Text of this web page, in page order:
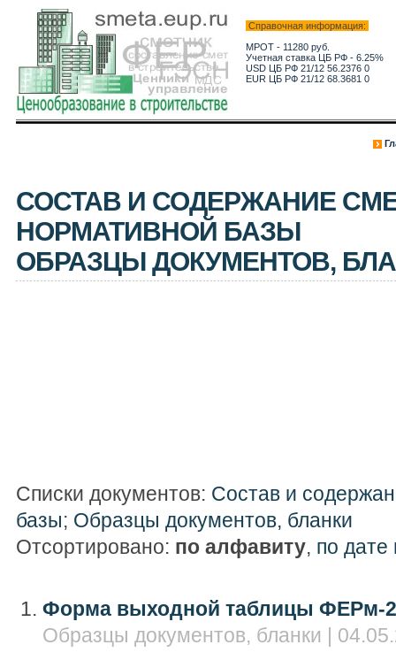
Справочная информация:
МРОТ - 11280 руб.
Учетная ставка ЦБ РФ - 6.25%
USD ЦБ РФ 21/12 56.2376 0
EUR ЦБ РФ 21/12 68.3681 0
СОСТАВ И СОДЕРЖАНИЕ
НОРМАТИВНОЙ БАЗЫ
ОБРАЗЦЫ ДОКУМЕНТОВ,
Списки документов: Состав и
базы; Образцы документов, бланки
Отсортировано: по алфавиту, по дате
Форма выходной таблицы ФЕРм-
Образцы документов, бланки |